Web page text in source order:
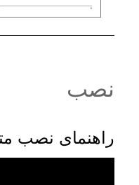
نصب
راهنمای نصب